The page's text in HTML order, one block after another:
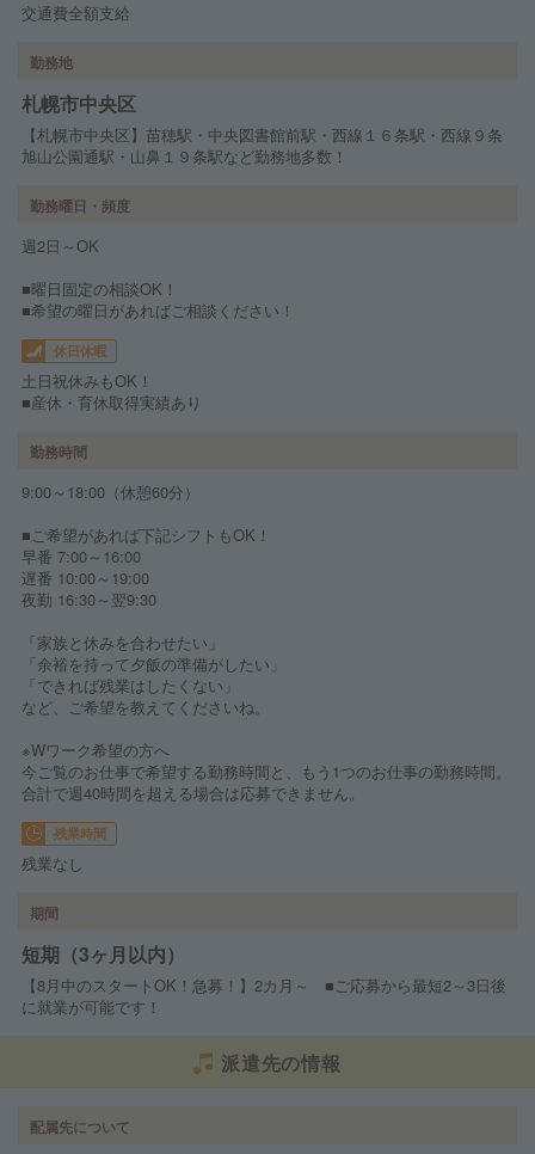
交通費全額支給
勤務地
札幌市中央区
【札幌市中央区】苗穂駅・中央図書館前駅・西線１６条駅・西線９条
旭山公園通駅・山鼻１９条駅など勤務地多数！
勤務曜日・頻度
週2日～OK
■曜日固定の相談OK！
■希望の曜日があればご相談ください！
休日休暇
土日祝休みもOK！
■産休・育休取得実績あり
勤務時間
9:00～18:00（休憩60分）
■ご希望があれば下記シフトもOK！
早番 7:00～16:00
遅番 10:00～19:00
夜勤 16:30～翌9:30
「家族と休みを合わせたい」
「余裕を持って夕飯の準備がしたい」
「できれば残業はしたくない」
など、ご希望を教えてくださいね。
※Wワーク希望の方へ
今ご覧のお仕事で希望する勤務時間と、もう1つのお仕事の勤務時間。
合計で週40時間を超える場合は応募できません。
残業時間
残業なし
期間
短期（3ヶ月以内）
【8月中のスタートOK！急募！】2カ月～ ■ご応募から最短2～3日後
に就業が可能です！
派遣先の情報
配属先について